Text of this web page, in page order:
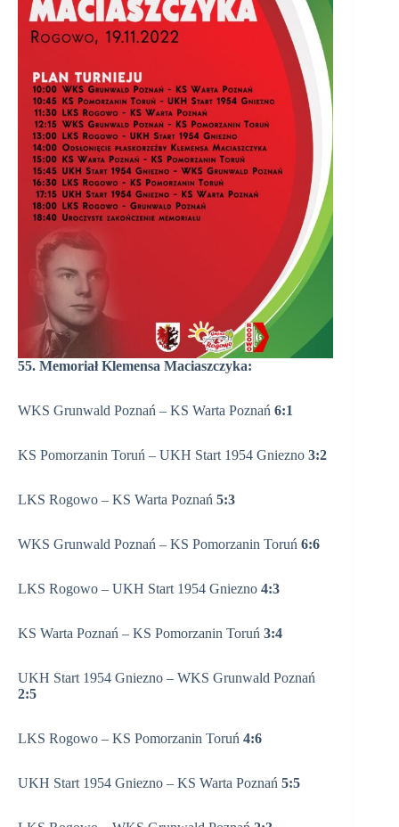
55. Memoriał Klemensa Maciaszczyka:
WKS Grunwald Poznań – KS Warta Poznań 6:1
KS Pomorzanin Toruń – UKH Start 1954 Gniezno 3:2
LKS Rogowo – KS Warta Poznań 5:3
WKS Grunwald Poznań – KS Pomorzanin Toruń 6:6
LKS Rogowo – UKH Start 1954 Gniezno 4:3
KS Warta Poznań – KS Pomorzanin Toruń 3:4
UKH Start 1954 Gniezno – WKS Grunwald Poznań
2:5
LKS Rogowo – KS Pomorzanin Toruń 4:6
UKH Start 1954 Gniezno – KS Warta Poznań 5:5